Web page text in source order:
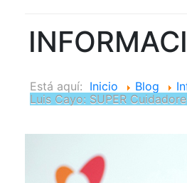
Está aquí: Inicio Blog
Luis Cayo: SUPER